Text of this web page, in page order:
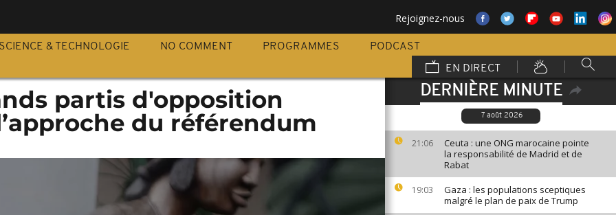
Rejoignez-nous
SCIENCE & TECHNOLOGIE NO COMMENT PROGRAMMES
PODCAST
EN DIRECT
DERNIÈRE MINUTE
7 août 2026
21:06
Ceuta : une ONG marocaine pointe
la responsabilité de Madrid et de
Rabat
19:03
Gaza : les populations sceptiques
malgré le plan de paix de Trump
partis d'opposition
du référendum